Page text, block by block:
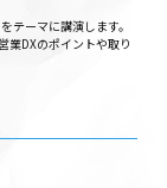
テーマに講演します。
業DXのポイントや取り